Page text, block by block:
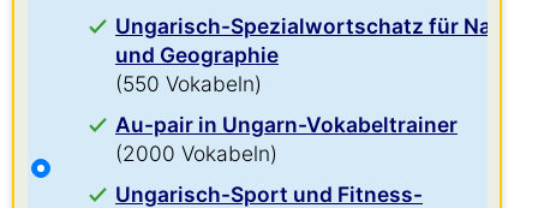
Ungarisch-Spezialwortschatz für Natur
und Geographie
(550 Vokabeln)
Au-pair in Ungarn-Vokabeltrainer
(2000 Vokabeln)
Ungarisch-Sport und Fitness-